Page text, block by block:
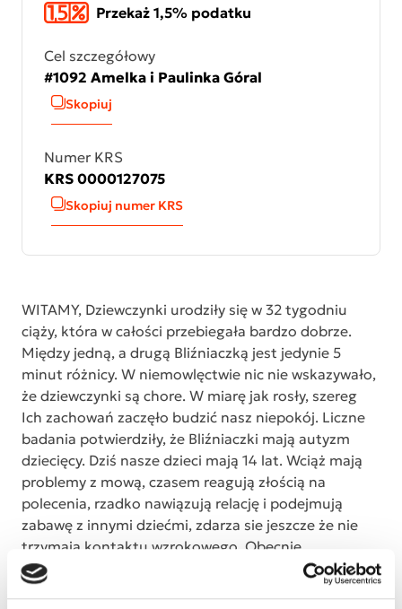
Przekaż 1,5% podatku
Cel szczegółowy
#1092 Amelka i Paulinka Góral
Skopiuj
Numer KRS
KRS 0000127075
Skopiuj numer KRS
WITAMY, Dziewczynki urodziły się w 32 tygodniu
ciąży, która w całości przebiegała bardzo dobrze.
Między jedną, a drugą Bliźniaczką jest jedynie 5
minut różnicy. W niemowlęctwie nic nie wskazywało,
że dziewczynki są chore. W miarę jak rosły, szereg
Ich zachowań zaczęło budzić nasz niepokój. Liczne
badania potwierdziły, że Bliźniaczki mają autyzm
dziecięcy. Dziś nasze dzieci mają 14 lat. Wciąż mają
problemy z mową, czasem reagują złością na
polecenia, rzadko nawiązują relację i podejmują
zabawę z innymi dziećmi, zdarza sie jeszcze że nie
trzymają kontaktu wzrokowego. Obecnie
dziewczynki chodzą do 3 klasy szkoły podstawowej.
Ogromnym sukcesem dziewczynek jest szkoła